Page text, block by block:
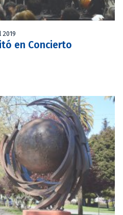
en Concierto